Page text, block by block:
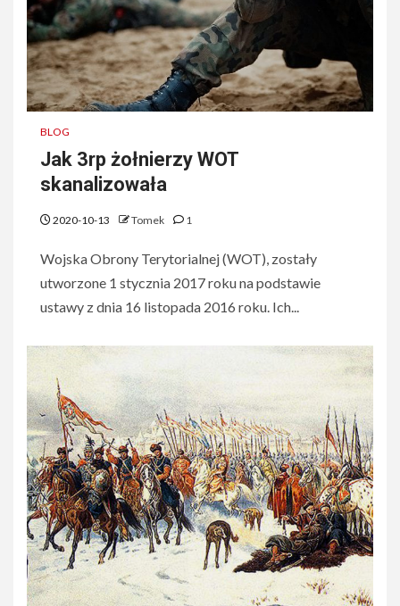
BLOG
Jak 3rp żołnierzy WOT
skanalizowała
2020-10-13 Tomek 1
Wojska Obrony Terytorialnej (WOT), zostały
utworzone 1 stycznia 2017 roku na podstawie
ustawy z dnia 16 listopada 2016 roku. Ich...